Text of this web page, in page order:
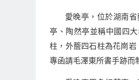
愛晚亭，位於湖南
亭、陶然亭並稱中國四
柱，外簷四石柱為花崗
專函請毛澤東所書手跡而